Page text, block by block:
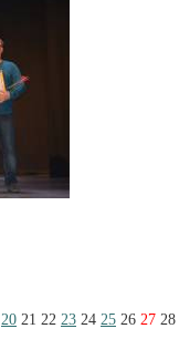
20 21 22 23 24 25 26 27 28